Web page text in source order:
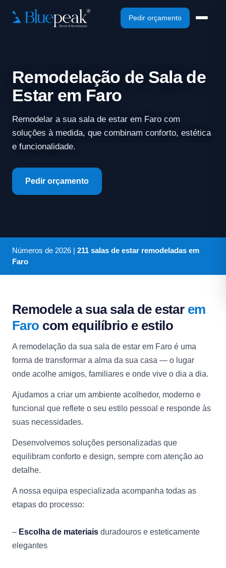
Pedir orçamento
Remodelação de Sala de
Estar em Faro
Remodelar a sua sala de estar em Faro com
soluções à medida, que combinam conforto, estética
e funcionalidade.
Pedir orçamento
Números de 2026 | 211 salas de estar remodeladas em
Faro
Remodele a sua sala de estar em
Faro com equilíbrio e estilo
A remodelação da sua sala de estar em Faro é uma
forma de transformar a alma da sua casa — o lugar
onde acolhe amigos, familiares e onde vive o dia a dia.
Ajudamos a criar um ambiente acolhedor, moderno e
funcional que reflete o seu estilo pessoal e responde às
suas necessidades.
Desenvolvemos soluções personalizadas que
equilibram conforto e design, sempre com atenção ao
detalhe.
A nossa equipa especializada acompanha todas as
etapas do processo:
– Escolha de materiais duradouros e esteticamente
elegantes